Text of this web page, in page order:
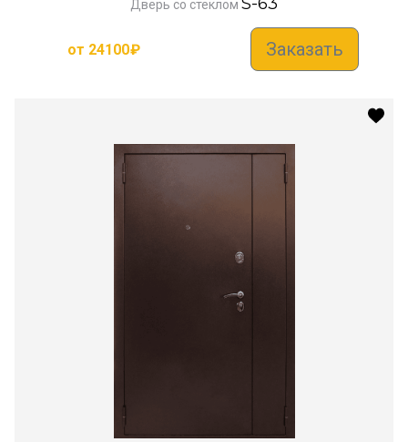
Дверь со стеклом
от 24100₽ Заказать